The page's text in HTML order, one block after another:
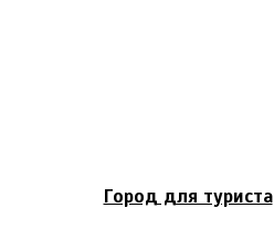
Город для туриста